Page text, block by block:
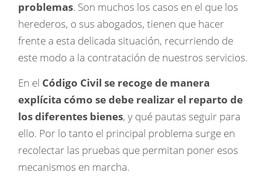
problemas. Son muchos los casos en el que los
herederos, o sus abogados, tienen que hacer
frente a esta delicada situación, recurriendo de
este modo a la contratación de nuestros servicios.
En el Código Civil se recoge de manera
explícita cómo se debe realizar el reparto de
los diferentes bienes, y qué pautas seguir para
ello. Por lo tanto el principal problema surge en
recolectar las pruebas que permitan poner esos
mecanismos en marcha.